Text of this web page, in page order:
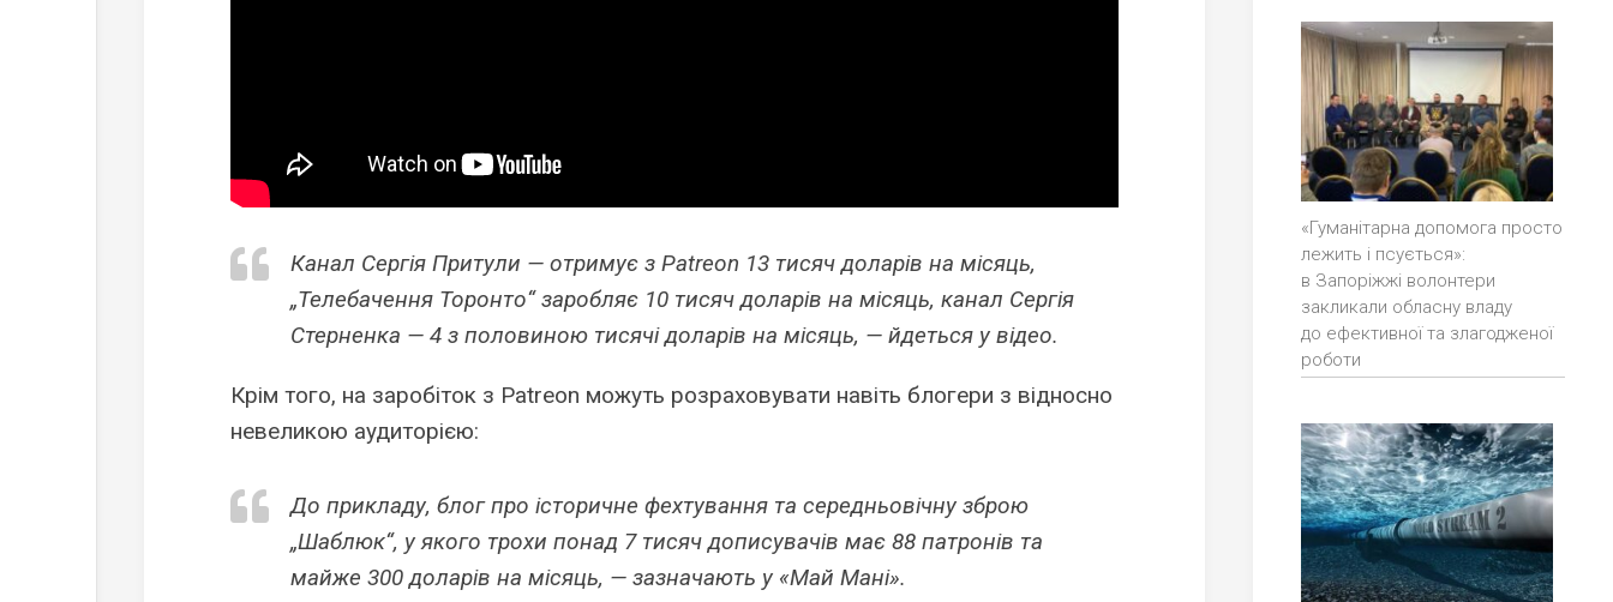
Канал Сергія Притули — отримує з Patreon 13 тисяч доларів на місяць,
„Телебачення Торонто“ заробляє 10 тисяч доларів на місяць, канал Сергія
Стерненка — 4 з половиною тисячі доларів на місяць, — йдеться у відео.
Крім того, на заробіток з Patreon можуть розраховувати навіть блогери з відносно
невеликою аудиторією:
До прикладу, блог про історичне фехтування та середньовічну зброю
„Шаблюк“, у якого трохи понад 7 тисяч дописувачів має 88 патронів та
майже 300 доларів на місяць, — зазначають у «Май Мані».
«Гуманітарна допомога просто
лежить і псується»:
в Запоріжжі волонтери
закликали обласну владу
до ефективної та злагодженої
роботи